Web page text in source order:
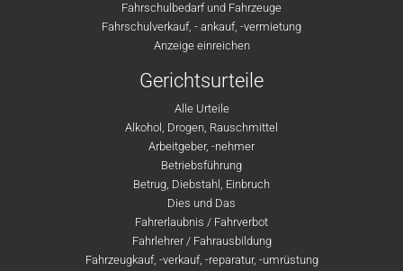
Fahrschulbedarf und Fahrzeuge
Fahrschulverkauf, - ankauf, -vermietung
Anzeige einreichen
Gerichtsurteile
Alle Urteile
Alkohol, Drogen, Rauschmittel
Arbeitgeber, -nehmer
Betriebsführung
Betrug, Diebstahl, Einbruch
Dies und Das
Fahrerlaubnis / Fahrverbot
Fahrlehrer / Fahrausbildung
Fahrzeugkauf, -verkauf, -reparatur, -umrüstung